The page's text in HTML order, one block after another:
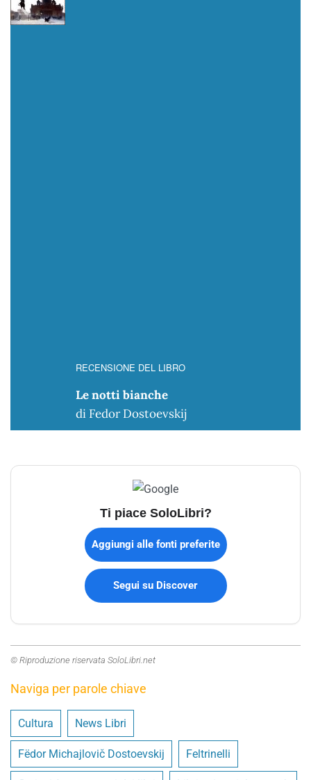
RECENSIONE DEL LIBRO
Le notti bianche
di Fedor Dostoevskij
Ti piace SoloLibri?
Aggiungi alle fonti preferite
Segui su Discover
© Riproduzione riservata SoloLibri.net
Naviga per parole chiave
Cultura News Libri
Fëdor Michajlovič Dostoevskij Feltrinelli